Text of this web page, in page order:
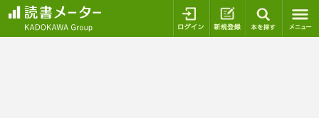
ログイン 新規登録